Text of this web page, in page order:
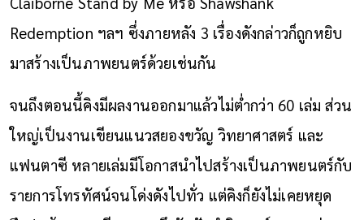
Redemption ฯลฯ ซึ่งภายหลัง 3 เรื่องดังกล่าวก็ถูกหยิบ
มาสร้างเป็นภาพยนตร์ด้วยเช่นกัน
จนถึงตอนนี้คิงมีผลงานออกมาแล้วไม่ต่ำกว่า 60 เล่ม ส่วน
ใหญ่เป็นงานเขียนแนวสยองขวัญ วิทยาศาสตร์ และ
แฟนตาซี หลายเล่มมีโอกาสนำไปสร้างเป็นภาพยนตร์กับ
รายการโทรทัศน์จนโด่งดังไปทั่ว แต่คิงก็ยังไม่เคยหยุด